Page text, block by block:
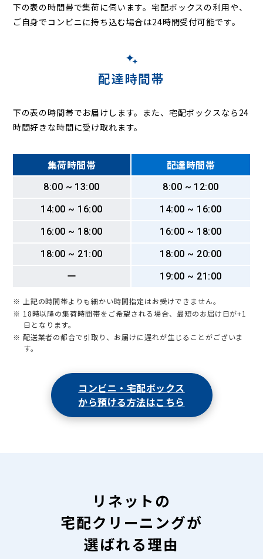
下の表の時間帯で集荷に伺います。宅配ボックスの利用や、
ご自身でコンビニに持ち込む場合は24時間受付可能です。
配達時間帯
下の表の時間帯でお届けします。また、宅配ボックスなら24
時間好きな時間に受け取れます。
集荷時間帯 配達時間帯
8:00 ~ 13:00
8:00 ~ 12:00
14:00 ~ 16:00
14:00 ~ 16:00
16:00 ~ 18:00
16:00 ~ 18:00
18:00 ~ 21:00
18:00 ~ 20:00
ー
19:00 ~ 21:00
※ 上記の時間帯よりも細かい時間指定はお受けできません。
※ 18時以降の集荷時間帯をご希望される場合、最短のお届け日が+1
日となります。
※ 配送業者の都合で引取り、お届けに遅れが生じることがございま
す。
コンビニ・宅配ボックス
から預ける方法はこちら
リネットの
宅配クリーニングが
選ばれる理由